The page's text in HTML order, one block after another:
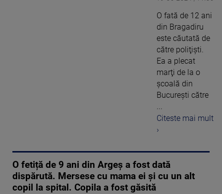
O fată de 12 ani
din Bragadiru
este căutată de
către poliţişti.
Ea a plecat
marţi de la o
şcoală din
Bucureşti către
Citeste mai mult
›
O fetiță de 9 ani din Argeș a fost dată
dispărută. Mersese cu mama ei și cu un alt
copil la spital. Copila a fost găsită